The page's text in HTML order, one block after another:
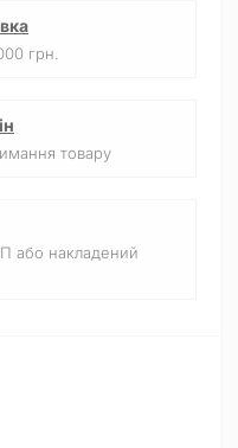
грн.
товару
або накладений